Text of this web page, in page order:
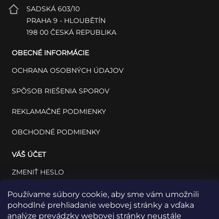
Používame súbory cookie, aby sme vám umožnili
pohodlné prehliadanie webovej stránky a vďaka
analýze prevádzky webovej stránky neustále
SADSKÁ 603/10
PRAHA 9 - HLOUBĚTÍN
198 00 ČESKÁ REPUBLIKA
OBECNÉ INFORMÁCIE
OCHRANA OSOBNÝCH ÚDAJOV
SPÔSOB RIEŠENIA SPOROV
REKLAMAČNÉ PODMIENKY
OBCHODNÉ PODMIENKY
VÁŠ ÚČET
ZMENIŤ HESLO
VÁŠ PROFIL
VAŠE OBJEDNÁVKY